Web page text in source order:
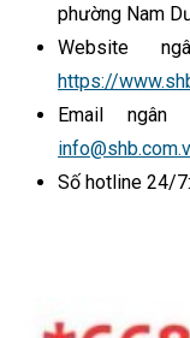
phường Nam
Website
https://
Email
Số hotline 24/7: